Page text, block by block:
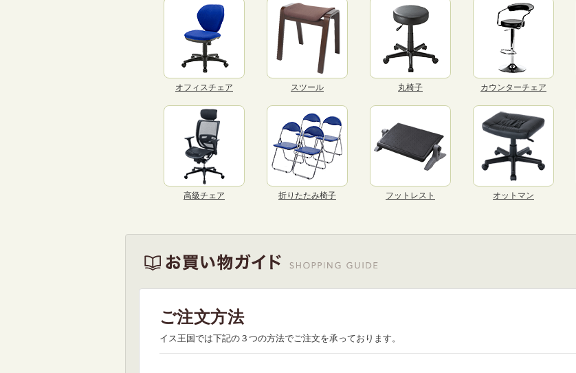
オフィスチェア スツール 丸椅子 カウンターチェア
高級チェア 折りたたみ椅子 フットレスト オットマン
ご注文方法
イス王国では下記の３つの方法でご注文を承っております。